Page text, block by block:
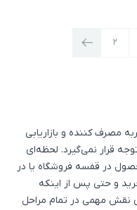
2
مصرف کننده و بازاریابی
قرار نمی‌گیرد. لحظه‌ای
در قفسه فروشگاه یا در
و حتی پس از اینکه
مهمی در تمام مراحل